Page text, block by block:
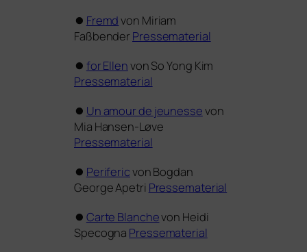
⏺ Fremdvon Miriam
Faßbender Pressematerial
⏺ for Ellenvon So Yong Kim
Pressematerial
⏺ Un amour de jeu­nessevon
Mia Hansen-Løve
Pressematerial
⏺ Perifericvon Bogdan
George Apetri Pressematerial
⏺ Carte Blanchevon Heidi
Specogna Pressematerial